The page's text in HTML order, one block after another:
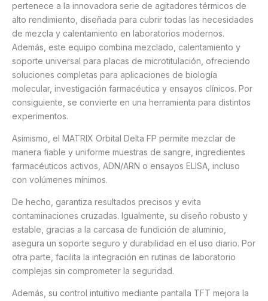
pertenece a la innovadora serie de agitadores térmicos de
alto rendimiento, diseñada para cubrir todas las necesidades
de mezcla y calentamiento en laboratorios modernos.
Además, este equipo combina mezclado, calentamiento y
soporte universal para placas de microtitulación, ofreciendo
soluciones completas para aplicaciones de biología
molecular, investigación farmacéutica y ensayos clínicos. Por
consiguiente, se convierte en una herramienta para distintos
experimentos.
Asimismo, el MATRIX Orbital Delta FP permite mezclar de
manera fiable y uniforme muestras de sangre, ingredientes
farmacéuticos activos, ADN/ARN o ensayos ELISA, incluso
con volúmenes mínimos.
De hecho, garantiza resultados precisos y evita
contaminaciones cruzadas. Igualmente, su diseño robusto y
estable, gracias a la carcasa de fundición de aluminio,
asegura un soporte seguro y durabilidad en el uso diario. Por
otra parte, facilita la integración en rutinas de laboratorio
complejas sin comprometer la seguridad.
Además, su control intuitivo mediante pantalla TFT mejora la